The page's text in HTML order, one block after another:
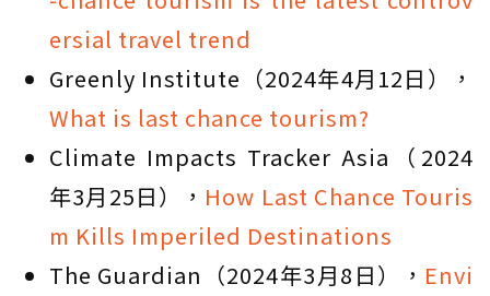
ersial travel trend
Greenly Institute（2024年4月12日），
What is last chance tourism?
Climate Impacts Tracker Asia（2024
年3月25日）， How Last Chance Touris
m Kills Imperiled Destinations
The Guardian（2024年3月8日）， Envi